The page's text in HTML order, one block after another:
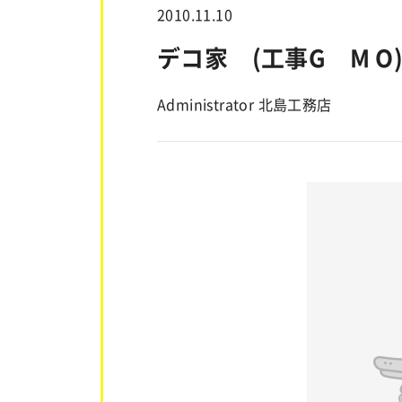
2010.11.10
デコ家 (工事G M
Administrator 北島工務店